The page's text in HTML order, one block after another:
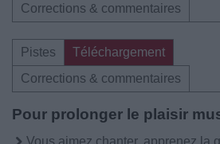
Corrections & commentaires
Pistes
Téléchargement
Corrections & commentaires
Pour prolonger le plaisir
Vous aimez chanter, apprenez la